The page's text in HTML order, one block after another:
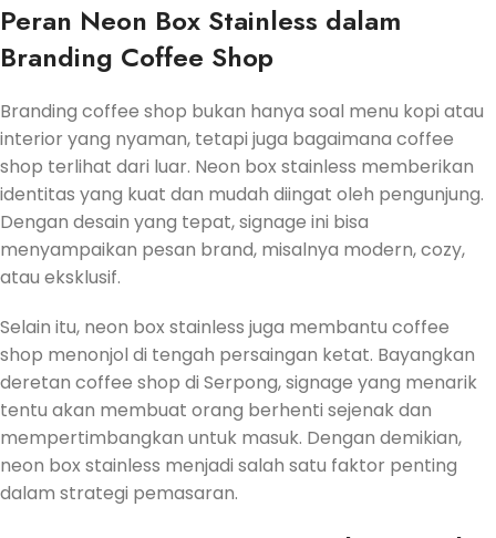
Peran Neon Box Stainless dalam
Branding Coffee Shop
Branding coffee shop bukan hanya soal menu kopi atau
interior yang nyaman, tetapi juga bagaimana coffee
shop terlihat dari luar. Neon box stainless memberikan
identitas yang kuat dan mudah diingat oleh pengunjung.
Dengan desain yang tepat, signage ini bisa
menyampaikan pesan brand, misalnya modern, cozy,
atau eksklusif.
Selain itu, neon box stainless juga membantu coffee
shop menonjol di tengah persaingan ketat. Bayangkan
deretan coffee shop di Serpong, signage yang menarik
tentu akan membuat orang berhenti sejenak dan
mempertimbangkan untuk masuk. Dengan demikian,
neon box stainless menjadi salah satu faktor penting
dalam strategi pemasaran.